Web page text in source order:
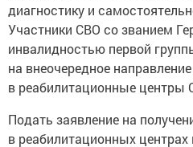
диагностику и
Участники СВО со званием
инвалидностью первой
на внеочередное
в реабилитационные центры
Подать заявление на
в реабилитационных